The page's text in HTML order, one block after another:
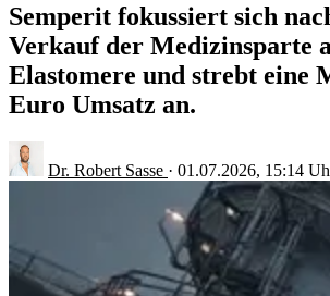
Semperit fokussiert sich
Verkauf der Medizinsparte
Elastomere und strebt eine
Euro Umsatz an.
Dr. Robert Sasse · 01.07.2026, 15:14